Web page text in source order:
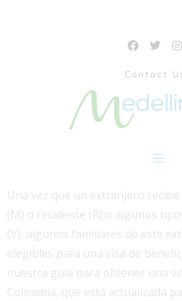
Contact
Una vez que un extranjero
(M) o residente (R) o algunos
(V), algunos familiares de este
elegibles para una visa de
nuestra guía para obtener una
Colombia, que está actualizada